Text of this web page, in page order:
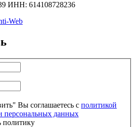
ИНН: 614108728236
Web
Вы соглашаетесь с политикой
персональных данных
политику